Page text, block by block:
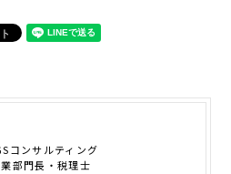
コンサルティング
部門長・税理士